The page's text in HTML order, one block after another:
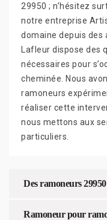
29950 ; n’hésitez
notre entreprise
domaine depuis des
Lafleur dispose
nécessaires pour
cheminée. Nous
ramoneurs
réaliser cette
nous mettons aux
particuliers.
Des ramoneurs
Ramoneur pour